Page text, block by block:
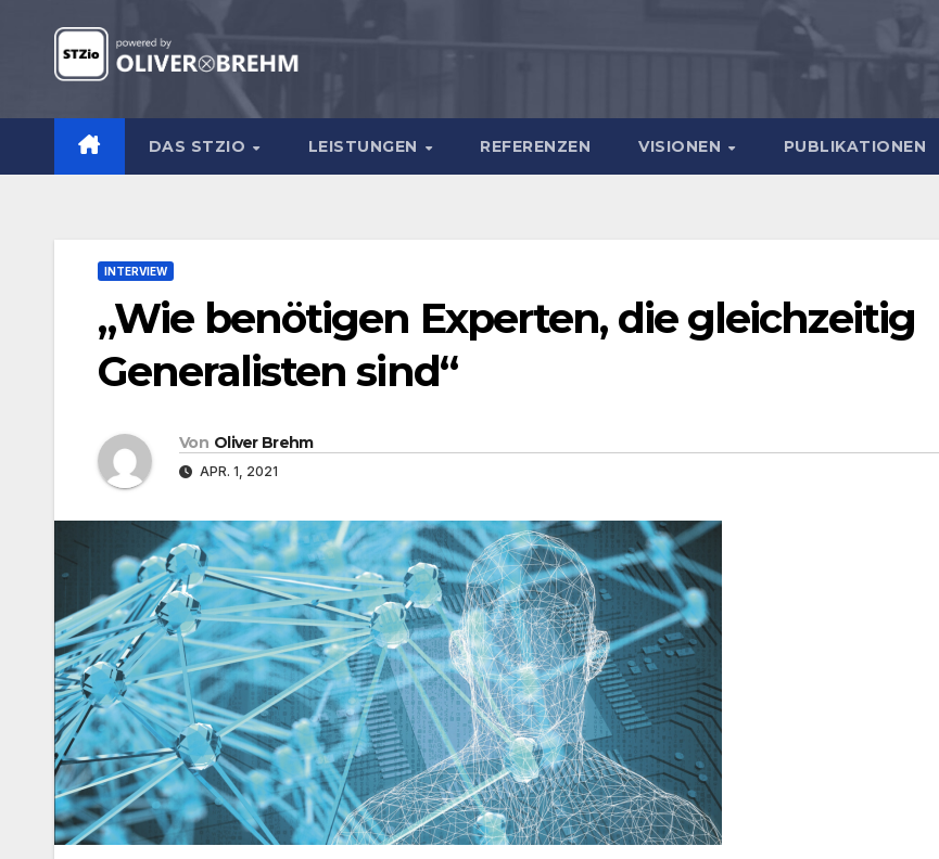
springen
DAS STZIO LEISTUNGEN REFERENZEN VISIONEN PUBLIKATIONEN
INTERVIEW
„Wie benötigen Experten, die gleichzeitig
Generalisten sind“
Von Oliver Brehm
APR. 1, 2021